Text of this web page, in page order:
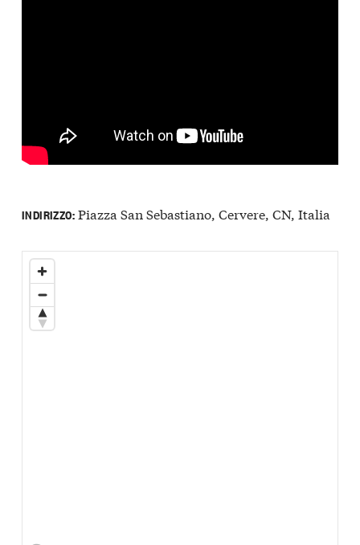
INDIRIZZO:Piazza San Sebastiano, Cervere, CN, Italia